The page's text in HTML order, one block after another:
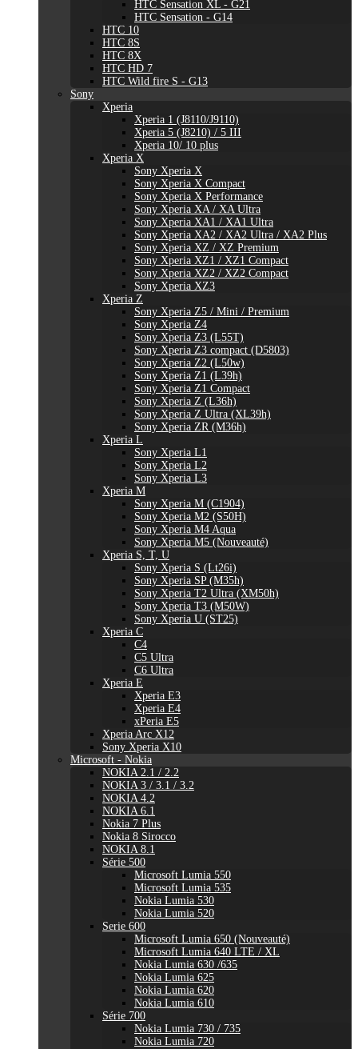
HTC Sensation XL - G21
HTC Sensation - G14
HTC 10
HTC 8S
HTC 8X
HTC HD 7
HTC Wild fire S - G13
Sony
Xperia
Xperia 1 (J8110/J9110)
Xperia 5 (J8210) / 5 III
Xperia 10/ 10 plus
Xperia X
Sony Xperia X
Sony Xperia X Compact
Sony Xperia X Performance
Sony Xperia XA / XA Ultra
Sony Xperia XA1 / XA1 Ultra
Sony Xperia XA2 / XA2 Ultra / XA2 Plus
Sony Xperia XZ / XZ Premium
Sony Xperia XZ1 / XZ1 Compact
Sony Xperia XZ2 / XZ2 Compact
Sony Xperia XZ3
Xperia Z
Sony Xperia Z5 / Mini / Premium
Sony Xperia Z4
Sony Xperia Z3 (L55T)
Sony Xperia Z3 compact (D5803)
Sony Xperia Z2 (L50w)
Sony Xperia Z1 (L39h)
Sony Xperia Z1 Compact
Sony Xperia Z (L36h)
Sony Xperia Z Ultra (XL39h)
Sony Xperia ZR (M36h)
Xperia L
Sony Xperia L1
Sony Xperia L2
Sony Xperia L3
Xperia M
Sony Xperia M (C1904)
Sony Xperia M2 (S50H)
Sony Xperia M4 Aqua
Sony Xperia M5 (Nouveauté)
Xperia S, T, U
Sony Xperia S (Lt26i)
Sony Xperia SP (M35h)
Sony Xperia T2 Ultra (XM50h)
Sony Xperia T3 (M50W)
Sony Xperia U (ST25)
Xperia C
C4
C5 Ultra
C6 Ultra
Xperia E
Xperia E3
Xperia E4
xPeria E5
Xperia Arc X12
Sony Xperia X10
Microsoft - Nokia
NOKIA 2.1 / 2.2
NOKIA 3 / 3.1 / 3.2
NOKIA 4.2
NOKIA 6.1
Nokia 7 Plus
Nokia 8 Sirocco
NOKIA 8.1
Série 500
Microsoft Lumia 550
Microsoft Lumia 535
Nokia Lumia 530
Nokia Lumia 520
Serie 600
Microsoft Lumia 650 (Nouveauté)
Microsoft Lumia 640 LTE / XL
Nokia Lumia 630 /635
Nokia Lumia 625
Nokia Lumia 620
Nokia Lumia 610
Série 700
Nokia Lumia 730 / 735
Nokia Lumia 720